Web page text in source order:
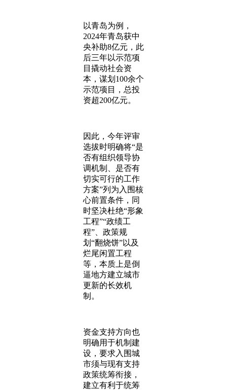
以青岛为例，
2024年青岛获中
央补助8亿元，此
后三年以示范项
目撬动社会资
本，谋划100余个
示范项目，总投
资超200亿元。
因此，今年评审
选拔时明确将“是
否有组织领导协
调机制、是否有
切实可行的工作
方案”列为入围核
心前置条件，同
时坚决杜绝“形象
工程”“政绩工
程”、政策规
划“翻烧饼”以及
烂尾闲置工程
等，本质上是倒
逼地方建立城市
更新的长效机
制。
资金支持方向也
明确用于机制建
设，要求入围城
市须与现有支持
政策统筹衔接，
建立有利于统筹